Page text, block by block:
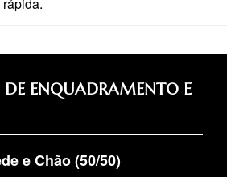
rápida.
DE ENQUADRAMENTO E
e Chão (50/50)